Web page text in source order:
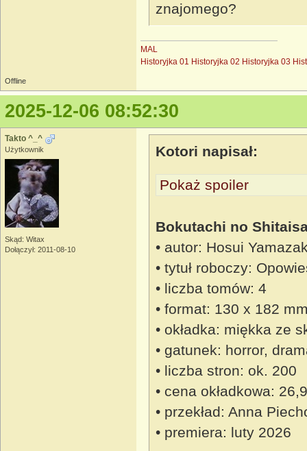
znajomego?
MAL
Historyjka 01 Historyjka 02 Historyjka 03
Offline
2025-12-06 08:52:30
Takto ^_^
Użytkownik
Skąd: Witax
Dołączył: 2011-08-10
Kotori napisał:
Pokaż spoiler
Bokutachi no
• autor: Hosui
• tytuł roboczy:
• liczba tomów: 4
• format: 130 x 182
• okładka: miękka ze
• gatunek: horror,
• liczba stron: ok. 200
• cena okładkowa:
• przekład: Anna
• premiera: luty 2026